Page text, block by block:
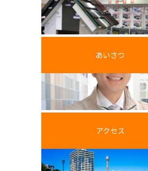
あいさつ
アクセス